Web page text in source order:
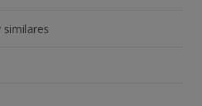
similares